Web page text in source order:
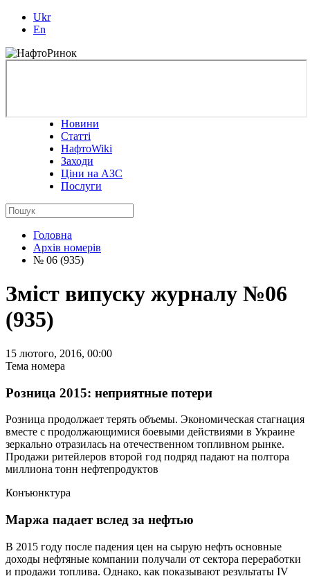
Ukr
En
Новини
Статті
НафтоWiki
Заходи
Ціни на АЗС
Послуги
Головна
Архів номерів
№ 06 (935)
Зміст випуску журналу №06
(935)
15 лютого, 2016, 00:00
Тема номера
Розница 2015: неприятные потери
Розница продолжает терять объемы. Экономическая стагнация
вместе с продолжающимися боевыми действиями в Украине
зеркально отразилась на отечественном топливном рынке.
Продажи ритейлеров второй год подряд падают на полтора
миллиона тонн нефтепродуктов
Конъюнктура
Маржа падает вслед за нефтью
В 2015 году после падения цен на сырую нефть основные
доходы нефтяные компании получали от сектора переработки
и продажи топлива. Однако, как показывают результаты IV